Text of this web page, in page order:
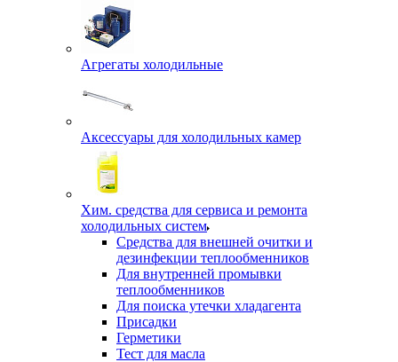
Агрегаты холодильные
Аксессуары для холодильных камер
Хим. средства для сервиса и ремонта
холодильных систем
Средства для внешней очитки и
дезинфекции теплообменников
Для внутренней промывки
теплообменников
Для поиска утечки хладагента
Присадки
Герметики
Тест для масла